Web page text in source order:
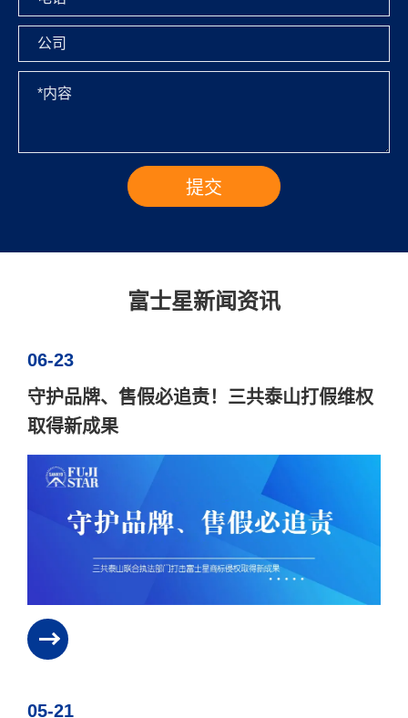
富士星新闻资讯
06-23
守护品牌、售假必追责！三共泰山打假维权
取得新成果
05-21